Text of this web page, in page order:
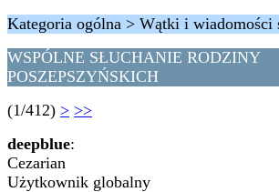
Kategoria ogólna > Wątki i wiadomości
WSPÓLNE SŁUCHANIE RODZINY
POSZEPSZYŃSKICH
(1/412) > >>
deepblue:
Cezarian
Użytkownik globalny